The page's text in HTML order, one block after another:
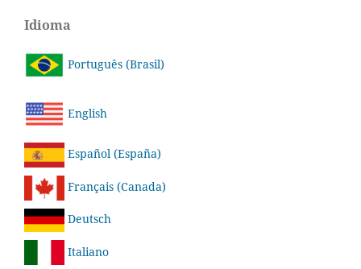
Idioma
Português (Brasil)
English
Español (España)
Français (Canada)
Deutsch
Italiano